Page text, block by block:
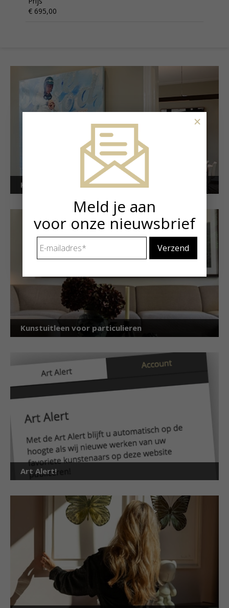
€ 695,00
Kunstuitleen voor bedrijven
Kunstuitleen voor particulieren
Art Alert!
Meld je aan
voor onze nieuwsbrief
mailadres *
×